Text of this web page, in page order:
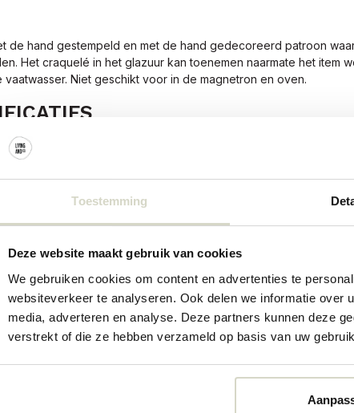
Toestemming
Deze website maakt gebruik van cookies
We gebruiken cookies om content en advertenties te
websiteverkeer te analyseren. Ook delen we informatie
media, adverteren en analyse. Deze partners kunnen deze
verstrekt of die ze hebben verzameld op basis van uw
de hand gestempeld en met de hand gedecoreerd patroon
Het craquelé in het glazuur kan toenemen naarmate het item
Niet geschikt voor in de magnetron en oven.
5711173320066